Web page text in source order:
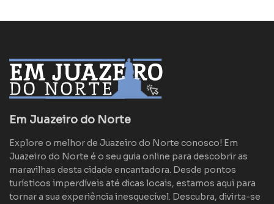
Em Juazeiro do Norte
Explore o melhor de Juazeiro do Norte conosco! Em
Juazeiro do Norte é o seu guia online para descobrir as
maravilhas desta cidade encantadora. Desde pontos
turísticos imperdíveis até dicas locais, estamos aqui para
tornar a sua experiência inesquecível. Descubra, divirta-se